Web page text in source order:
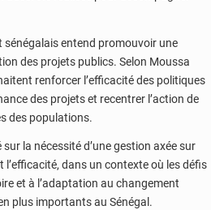
sénégalais entend promouvoir une
des projets publics. Selon Moussa
renforcer l’efficacité des politiques
des projets et recentrer l’action de
des populations.
la nécessité d’une gestion axée sur
l’efficacité, dans un contexte où les défis
et à l’adaptation au changement
plus importants au Sénégal.